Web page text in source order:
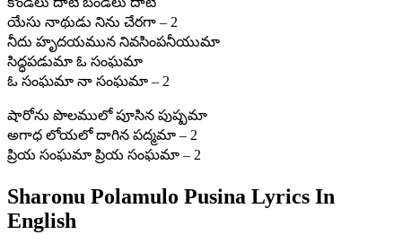
యేసు నాథుడు నిను చేరగా – 2
నీదు హృదయమున నివసింపనీయుమా
సిద్ధపడుమా ఓ సంఘమా
ఓ సంఘమా నా సంఘమా – 2
షారోను పొలములో పూసిన పుష్పమా
అగాధ లోయలో దాగిన పద్మమా – 2
ప్రియ సంఘమా ప్రియ సంఘమా – 2
Sharonu Polamulo Pusina Lyrics In
English